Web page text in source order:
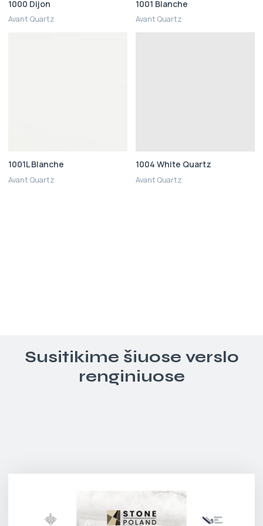
1000 Dijon
Avant Quartz
1001 Blanche
Avant Quartz
1001L Blanche
Avant Quartz
1004 White Quartz
Avant Quartz
Susitikime šiuose verslo
renginiuose